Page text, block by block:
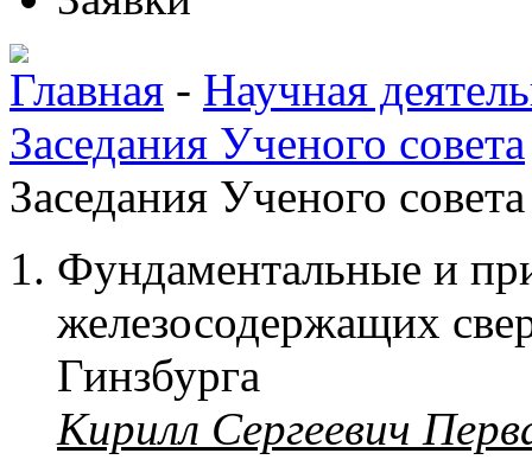
Главная - Научная
Заседания Ученого совета
Заседания Ученого
Фундаментальные и
железосодержащих
Гинзбурга
Кирилл Сергеевич